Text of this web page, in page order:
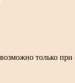
только